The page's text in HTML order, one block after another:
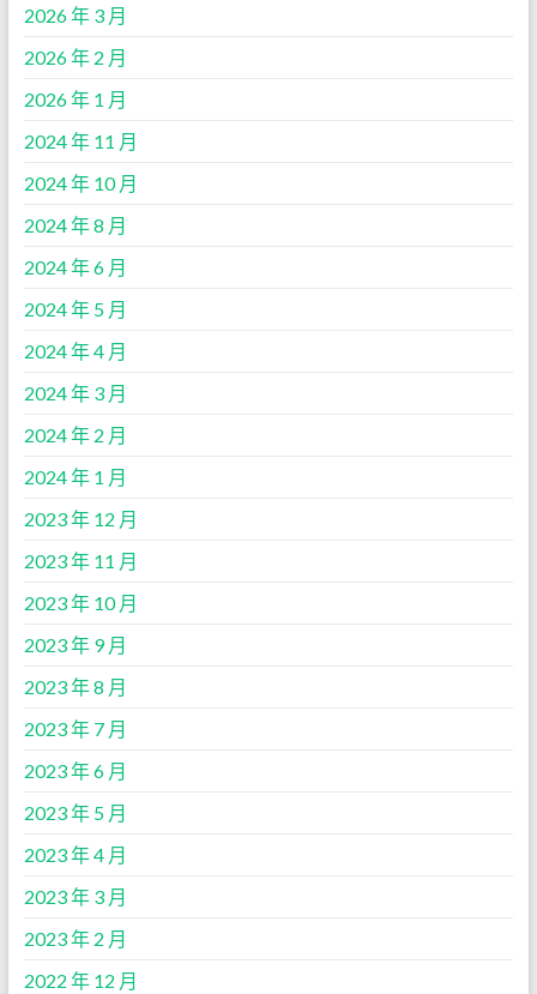
2026 年 3 月
2026 年 2 月
2026 年 1 月
2024 年 11 月
2024 年 10 月
2024 年 8 月
2024 年 6 月
2024 年 5 月
2024 年 4 月
2024 年 3 月
2024 年 2 月
2024 年 1 月
2023 年 12 月
2023 年 11 月
2023 年 10 月
2023 年 9 月
2023 年 8 月
2023 年 7 月
2023 年 6 月
2023 年 5 月
2023 年 4 月
2023 年 3 月
2023 年 2 月
2022 年 12 月